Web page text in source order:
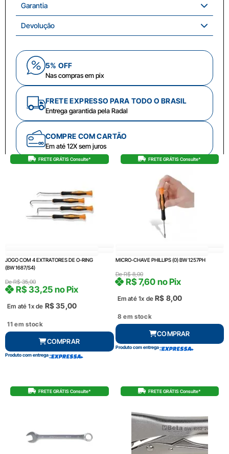
Garantia
Devolução
5% OFF
Nas compras em pix
FRETE EXPRESSO PARA TODO O BRASIL
Entrega garantida pela Radal
COMPRE COM CARTÃO
Em até 12X sem juros
FRETE GRÁTIS Consulte*
JOGO COM 4 EXTRATORES DE O-RING
(BW 1687/S4)
DeR$35,00
Em até 1x de R$35,00
R$33,25 no Pix
11 em stock
COMPRAR
Produto com entrega
FRETE GRÁTIS Consulte*
MICRO-CHAVE PHILLIPS (0) BW 1257PH
DeR$8,00
Em até 1x de R$ 8,00
R$7,60 no Pix
8 em stock
COMPRAR
Produto com entrega
FRETE GRÁTIS Consulte* FRETE GRÁTIS Consulte*